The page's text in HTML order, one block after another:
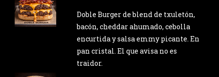
Doble Burger de blend de txuletón,
bacón, cheddar ahumado, cebolla
encurtida y salsa emmy picante. En
pan cristal. El que avisa no es
traidor.